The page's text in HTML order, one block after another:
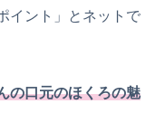
イント」とネットで
の口元のほくろの魅